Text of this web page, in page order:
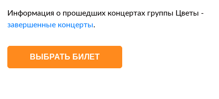
Информация о прошедших концертах группы Цветы -
завершенные концерты.
ВЫБРАТЬ БИЛЕТ